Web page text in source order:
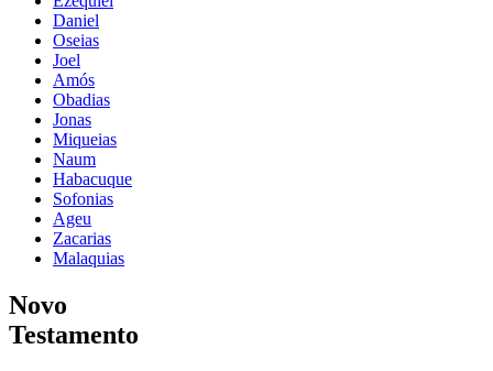
Daniel
Oseias
Joel
Amós
Obadias
Jonas
Miqueias
Naum
Habacuque
Sofonias
Ageu
Zacarias
Malaquias
Novo
Testamento